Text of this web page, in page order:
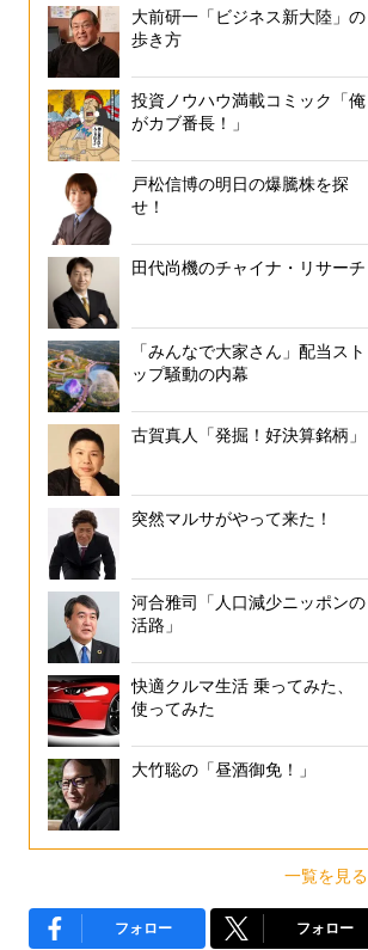
大前研一「ビジネス新大陸」の
歩き方
投資ノウハウ満載コミック「俺
がカブ番長！」
戸松信博の明日の爆騰株を探
せ！
田代尚機のチャイナ・リサーチ
「みんなで大家さん」配当スト
ップ騒動の内幕
古賀真人「発掘！好決算銘柄」
突然マルサがやって来た！
河合雅司「人口減少ニッポンの
活路」
快適クルマ生活 乗ってみた、
使ってみた
大竹聡の「昼酒御免！」
一覧を見る
フォロー フォロー